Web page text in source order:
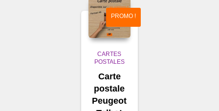
PROMO !
CARTES
POSTALES
Carte
postale
Peugeot